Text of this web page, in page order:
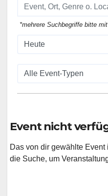
*mehrere Suchbegriffe bitte
Event nicht
Das von dir gewählte Event
die Suche, um